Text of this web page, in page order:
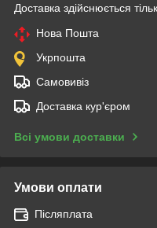
Доставка здійснюється
Нова Пошта
Укрпошта
Самовивіз
Доставка кур'єром
Всі умови доставки
Умови оплати
Післяплата